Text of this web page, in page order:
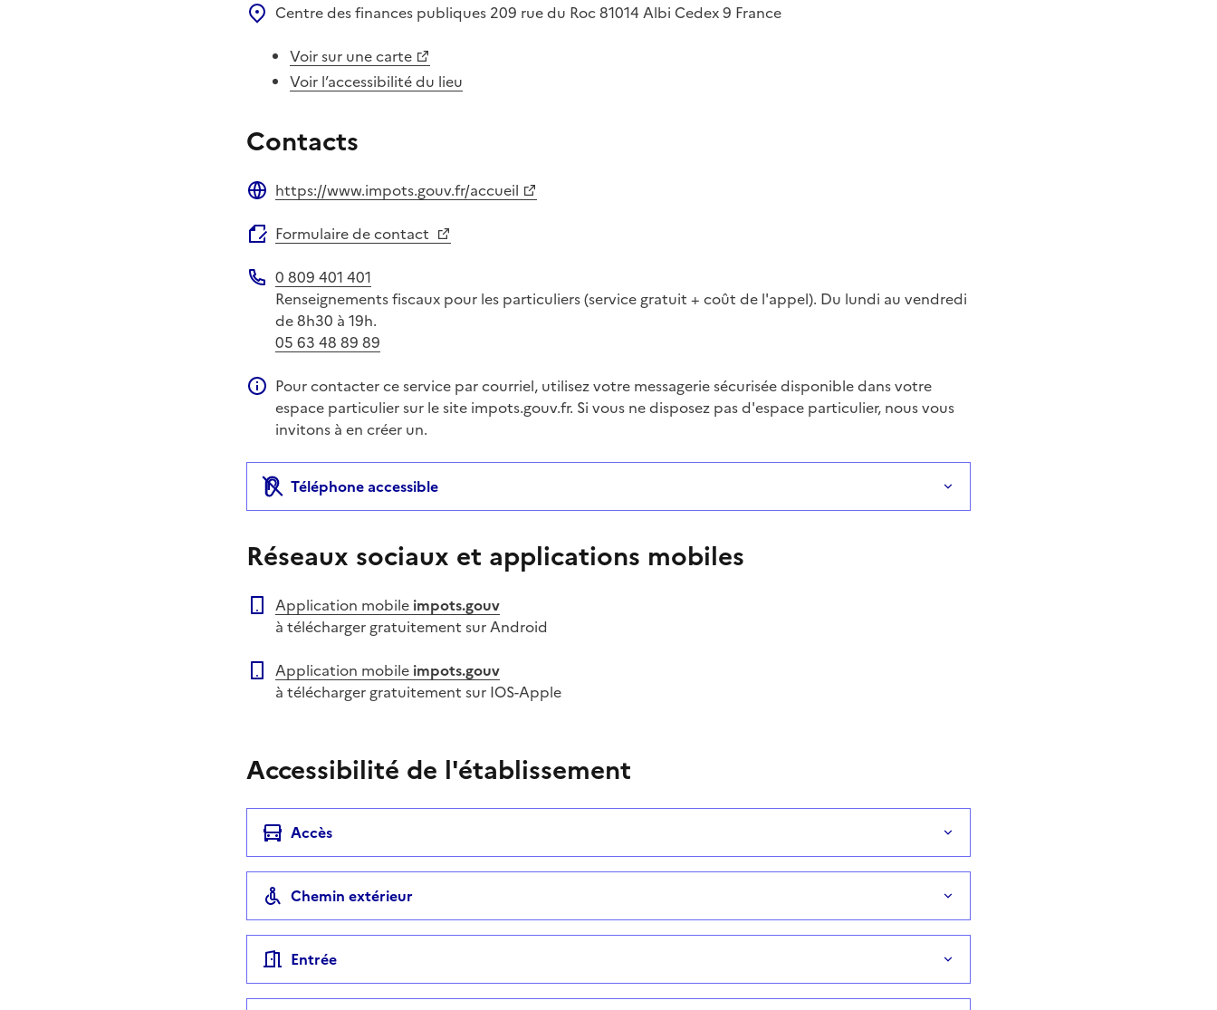
Centre des finances publiques 209 rue du Roc81014 Albi Cedex 9 France
Voir sur une carte
Voir l’accessibilité du lieu
Contacts
https://www.impots.gouv.fr/accueil
Formulaire de contact
Téléphone
0 809 401 401
Renseignements fiscaux pour les particuliers (service gratuit + coût de l'appel). Du lundi au vendredi
de 8h30 à 19h.
05 63 48 89 89
Information complémentaire
Pour contacter ce service par courriel, utilisez votre messagerie sécurisée disponible dans votre
espace particulier sur le site impots.gouv.fr. Si vous ne disposez pas d'espace particulier, nous vous
invitons à en créer un.
Téléphone accessible
Réseaux sociaux et applications mobiles
Application mobile impots.gouv
à télécharger gratuitement sur Android
Application mobile impots.gouv
à télécharger gratuitement sur IOS-Apple
Accessibilité de l'établissement
Accès
Chemin extérieur
Entrée